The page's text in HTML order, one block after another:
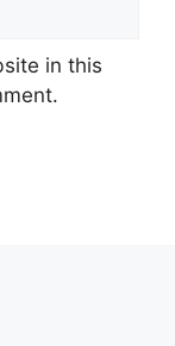
in this